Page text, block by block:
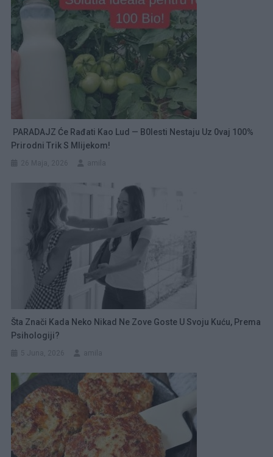
PARADAJZ Će Rađati Kao Lud — B0lesti Nestaju Uz 0vaj 100%
Prirodni Trik S Mlijekom!
Šta Znači Kada Neko Nikad Ne Zove Goste U Svoju Kuću, Prema
Psihologiji?